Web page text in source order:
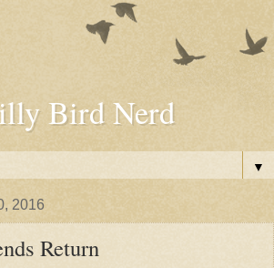
Bird Nerd
▼
2016
Return